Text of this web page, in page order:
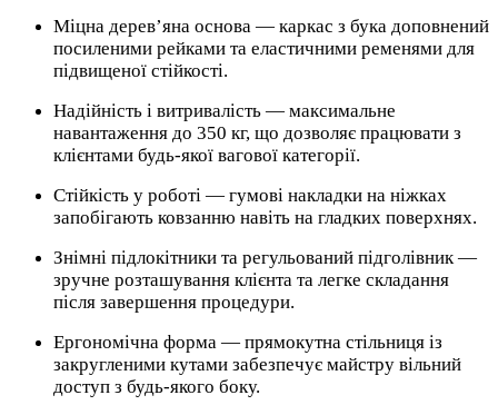
Міцна дерев’яна основа — каркас з бука доповнений
посиленими рейками та еластичними ременями для
підвищеної стійкості.
Надійність і витривалість — максимальне
навантаження до 350 кг, що дозволяє працювати з
клієнтами будь-якої вагової категорії.
Стійкість у роботі — гумові накладки на ніжках
запобігають ковзанню навіть на гладких поверхнях.
Знімні підлокітники та регульований підголівник —
зручне розташування клієнта та легке складання
після завершення процедури.
Ергономічна форма — прямокутна стільниця із
закругленими кутами забезпечує майстру вільний
доступ з будь-якого боку.